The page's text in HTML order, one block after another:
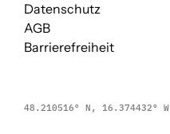
Datenschutz
AGB
Barrierefreiheit
48.210516° N, 16.374432° W